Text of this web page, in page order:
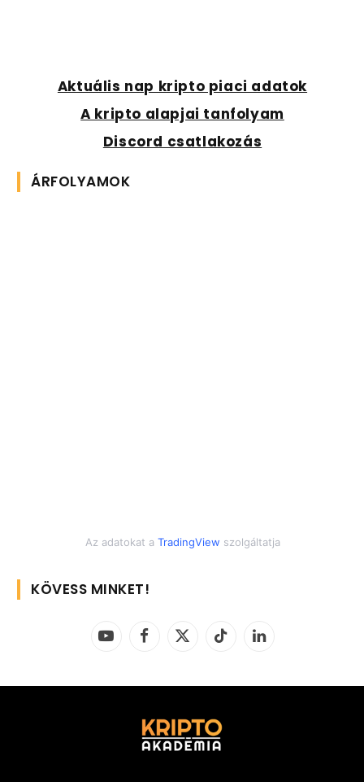
Aktuális nap kripto piaci adatok
A kripto alapjai tanfolyam
Discord csatlakozás
ÁRFOLYAMOK
Az adatokat a TradingView szolgáltatja
KÖVESS MINKET!
YouTubeFacebook
X
TikTok LinkedIn